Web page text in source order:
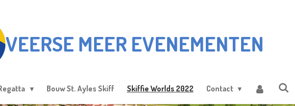
VEERSE MEER EVENEMENTEN
Bouw St. Ayles Skiff Skiffie Worlds 2022 Contact